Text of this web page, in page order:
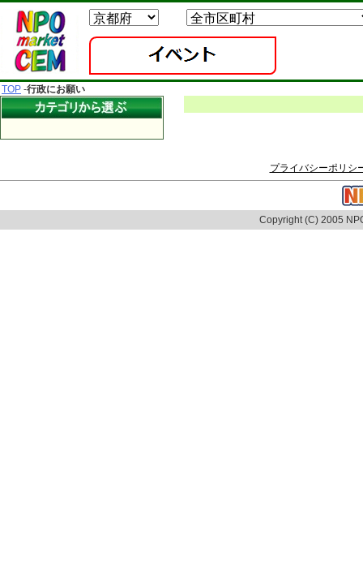
TOP -行政にお願い
プライバシーポリシ
Copyright (C) 2005